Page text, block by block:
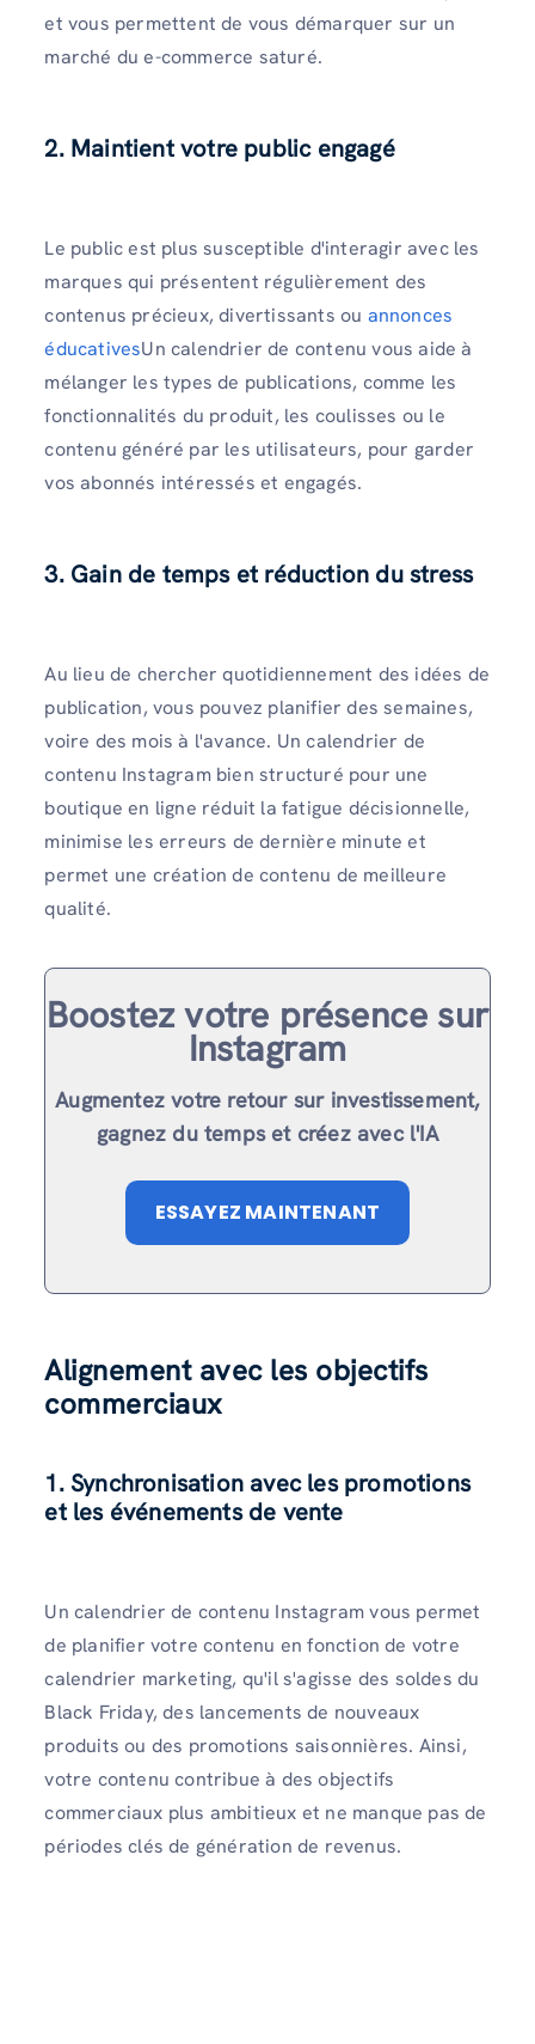
et vous permettent de vous démarquer sur un
marché du e-commerce saturé.
2. Maintient votre public engagé
Le public est plus susceptible d'interagir avec les
marques qui présentent régulièrement des
contenus précieux, divertissants ou annonces
éducativesUn calendrier de contenu vous aide à
mélanger les types de publications, comme les
fonctionnalités du produit, les coulisses ou le
contenu généré par les utilisateurs, pour garder
vos abonnés intéressés et engagés.
3. Gain de temps et réduction du stress
Au lieu de chercher quotidiennement des idées de
publication, vous pouvez planifier des semaines,
voire des mois à l'avance. Un calendrier de
contenu Instagram bien structuré pour une
boutique en ligne réduit la fatigue décisionnelle,
minimise les erreurs de dernière minute et
permet une création de contenu de meilleure
qualité.
Boostez votre présence sur
Instagram
Augmentez votre retour sur investissement,
gagnez du temps et créez avec l'IA
ESSAYEZ MAINTENANT
Alignement avec les objectifs
commerciaux
1. Synchronisation avec les promotions
et les événements de vente
Un calendrier de contenu Instagram vous permet
de planifier votre contenu en fonction de votre
calendrier marketing, qu'il s'agisse des soldes du
Black Friday, des lancements de nouveaux
produits ou des promotions saisonnières. Ainsi,
votre contenu contribue à des objectifs
commerciaux plus ambitieux et ne manque pas de
périodes clés de génération de revenus.